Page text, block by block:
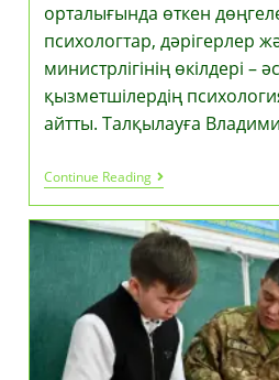
орталығында өткен
психологтар, дәрігерлер
министрлігінің өкілдері –
қызметшілердің
айтты. Талқылауға
Continue ReadingАстанада
Мамандар
Әскери
Қызметшілердің
Психологиялық
Жай-
Күйі
Мәселелерін
Талқылады